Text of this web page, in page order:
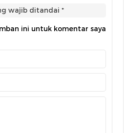
wajib ditandai *
ini untuk komentar saya